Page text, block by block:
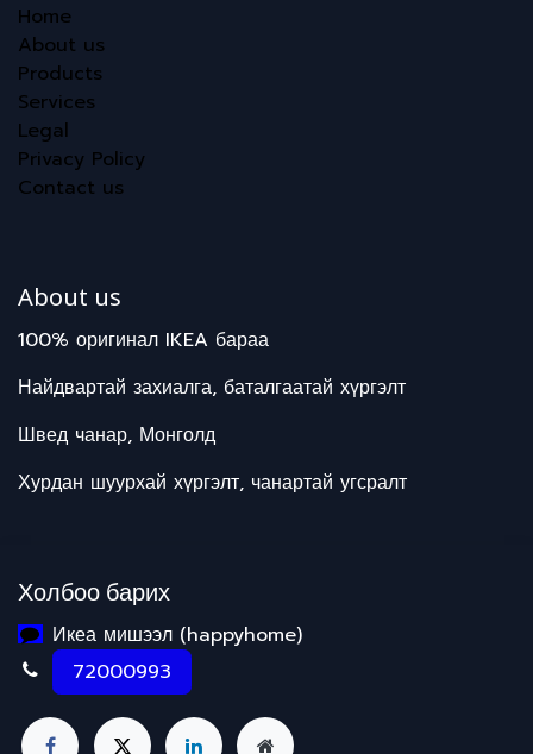
Home
About us
Products
Services
Legal
Privacy Policy
Contact us
About us
100% оригинал IKEA бараа
Найдвартай захиалга, баталгаатай хүргэлт
Швед чанар, Монголд
Хурдан шуурхай хүргэлт, чанартай угсралт
Холбоо барих
Икеа мишээл (happyhome)
72000993